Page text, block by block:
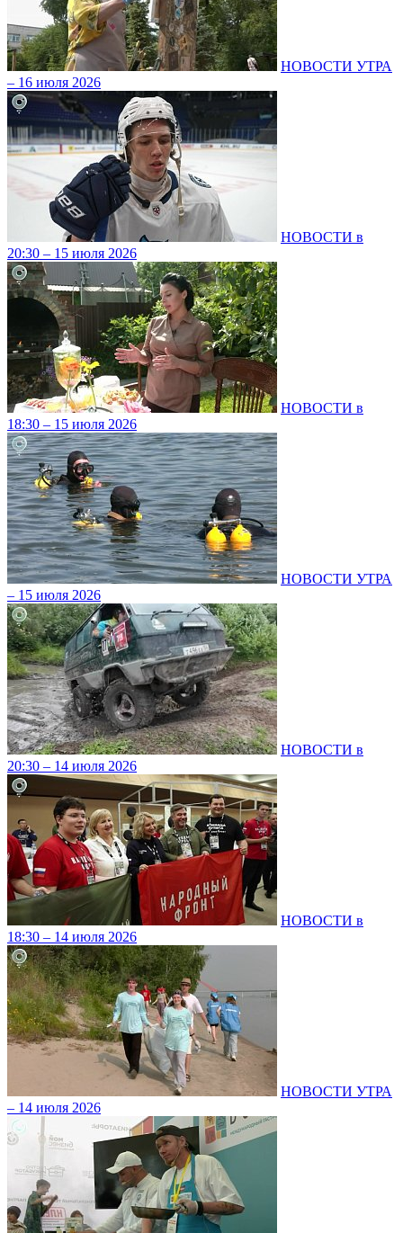
НОВОСТИ УТРА
– 16 июля 2026
НОВОСТИ в
20:30 – 15 июля 2026
НОВОСТИ в
18:30 – 15 июля 2026
НОВОСТИ УТРА
– 15 июля 2026
НОВОСТИ в
20:30 – 14 июля 2026
НОВОСТИ в
18:30 – 14 июля 2026
НОВОСТИ УТРА
– 14 июля 2026